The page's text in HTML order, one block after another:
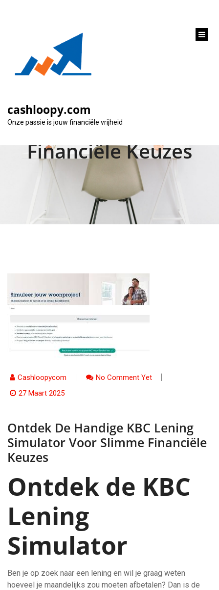
cashloopy.com
Onze passie is jouw financiële vrijheid
Ontdek de Handige
KBC Lening Simulator
voor Slimme
Financiële Keuzes
Cashloopycom
No Comment Yet
27 Maart 2025
Ontdek De Handige KBC Lening
Simulator Voor Slimme Financiële
Keuzes
Ontdek de KBC
Lening
Simulator
Ben je op zoek naar een lening en wil je graag weten
hoeveel je maandelijks zou moeten afbetalen? Dan is de